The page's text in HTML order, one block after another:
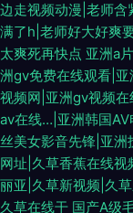
边走视频动漫|老师含
满了h|老师好大好爽
太爽死再快点 亚洲a
洲gv免费在线观看|
视频网|亚洲gv视频在
av在线…|亚洲韩国
丝美女影音先锋|亚
网址|久草香蕉在线
丽亚|久草新视频|久
久草在线干 国产A级